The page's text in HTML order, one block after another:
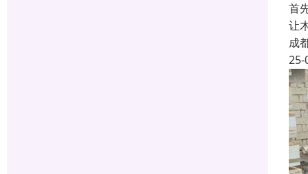
首
让
成
25-